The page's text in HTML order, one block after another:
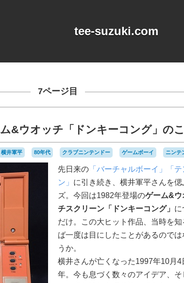
tee-suzuki.com
7ページ目
&ウオッチ「ドンキーコング」の
横井軍平 80年代 クラブニンテンドー ゲームボーイ ニンテ
先日来の 「バーチャルボーイ」
「
ン」 に引き続き、横井軍平さんを偲
ズ。今回は1982年登場のゲーム&ウ
チスクリーン「ドンキーコング」 に
だけ。この大ヒット作品、当時を
ば一度は目にしたことがあるのでは
うか。
横井さんが亡くなった1997年10月4
年。今も息づく数々のアイデア、そ